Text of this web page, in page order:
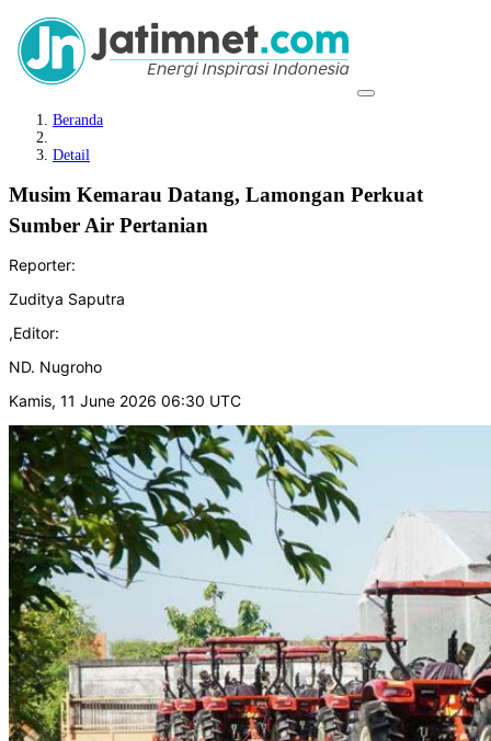
Beranda
Detail
Musim Kemarau Datang, Lamongan Perkuat
Sumber Air Pertanian
Reporter:
Zuditya Saputra
,Editor:
ND. Nugroho
Kamis, 11 June 2026 06:30 UTC